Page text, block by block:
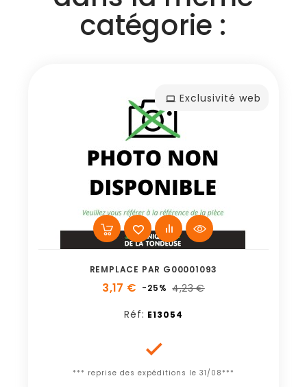
catégorie :
Exclusivité web
REMPLACE PAR G00001093
3,17 € -25% 4,23 €
Réf: E13054

*** reprise des expéditions le 31/08***